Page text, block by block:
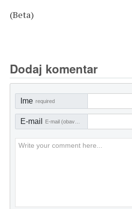
(Beta)
Dodaj komentar
Ime required
E-mail E-mail (obavezno)